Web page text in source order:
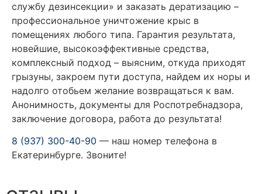
службу дезинсекции» и заказать дератизацию –
профессиональное уничтожение крыс в
помещениях любого типа. Гарантия результата,
новейшие, высокоэффективные средства,
комплексный подход – выясним, откуда приходят
грызуны, закроем пути доступа, найдем их норы и
надолго отобьем желание возвращаться к вам.
Анонимность, документы для Роспотребнадзора,
заключение договора, работа до результата!
8 (937) 300-40-90 — наш номер телефона в
Екатеринбурге. Звоните!